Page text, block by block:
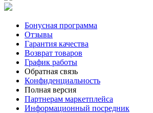
Бонусная программа
Отзывы
Гарантия качества
Возврат товаров
График работы
Обратная связь
Конфиденциальность
Полная версия
Партнерам маркетплейса
Информационный посредник